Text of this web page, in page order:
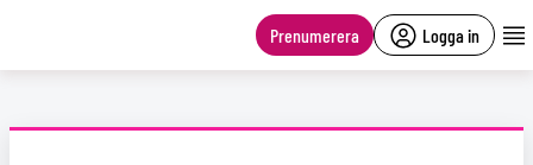
Prenumerera Logga in